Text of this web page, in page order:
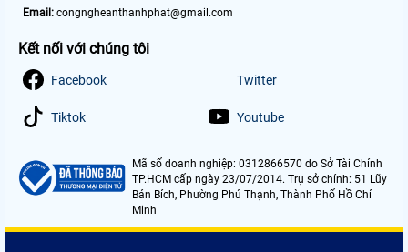
Email: congngheanthanhphat@gmail.com
Kết nối với chúng tôi
Facebook Twitter
Tiktok Youtube
Mã số doanh nghiệp: 0312866570 do Sở Tài Chính
TP.HCM cấp ngày 23/07/2014. Trụ sở chính: 51 Lũy
Bán Bích, Phường Phú Thạnh, Thành Phố Hồ Chí
Minh